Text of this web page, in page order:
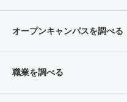
オープンキャンパスを調べる
職業を調べる